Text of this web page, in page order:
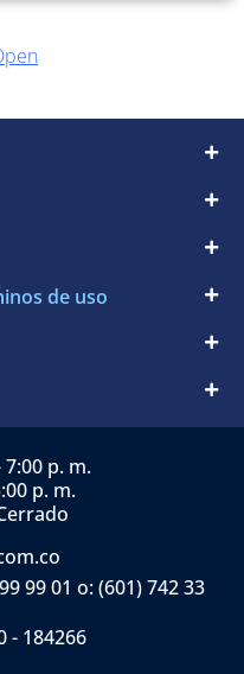
de uso
7:00 p. m.
p. m.
99 01 o: (601) 742 33
- 184266